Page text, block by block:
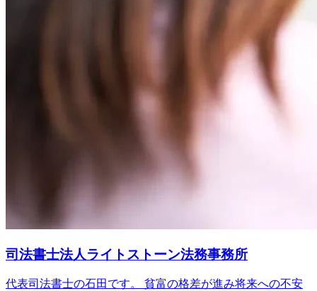
司法書士法人ライトストーン法務事務所
代表司法書士の石田です。 貧富の格差が進み将来への不安